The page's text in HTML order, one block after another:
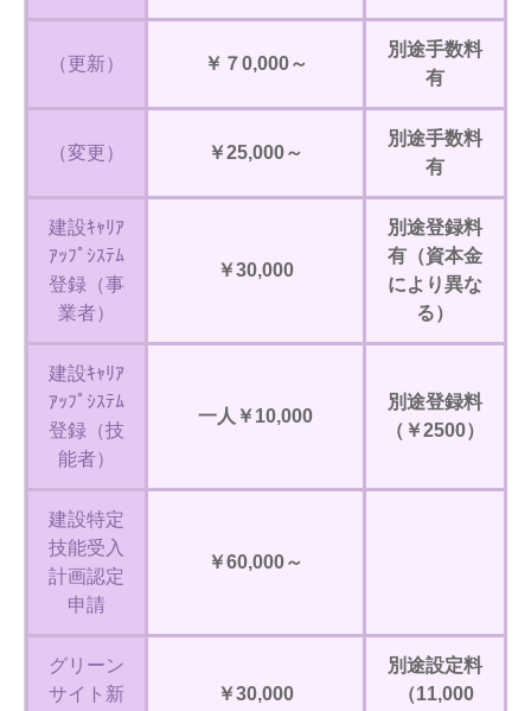
（更新） ￥７0,000～
別途手数料
有
（変更） ￥25,000～
別途手数料
有
建設ｷｬﾘｱ
ｱｯﾌﾟｼｽﾃﾑ
登録（事
業者）
￥30,000
別途登録料
有（資本金
により異な
る）
建設ｷｬﾘｱ
ｱｯﾌﾟｼｽﾃﾑ
登録（技
能者）
一人￥10,000
別途登録料
（￥2500）
建設特定
技能受入
計画認定
申請
￥60,000～
グリーン
サイト新
￥30,000
別途設定料
（11,000